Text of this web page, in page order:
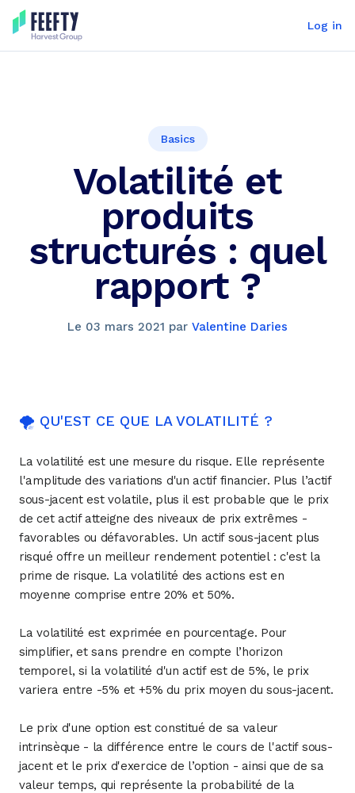
Log in
Basics
Volatilité et
produits
structurés : quel
rapport ?
Le 03 mars 2021 par Valentine Daries
🌪 QU'EST CE QUE LA VOLATILITÉ ?
La volatilité est une mesure du risque. Elle représente
l'amplitude des variations d'un actif financier. Plus l’actif
sous-jacent est volatile, plus il est probable que le prix
de cet actif atteigne des niveaux de prix extrêmes -
favorables ou défavorables. Un actif sous-jacent plus
risqué offre un meilleur rendement potentiel : c'est la
prime de risque. La volatilité des actions est en
moyenne comprise entre 20% et 50%.
La volatilité est exprimée en pourcentage. Pour
simplifier, et sans prendre en compte l’horizon
temporel, si la volatilité d'un actif est de 5%, le prix
variera entre -5% et +5% du prix moyen du sous-jacent.
Le prix d'une option est constitué de sa valeur
intrinsèque - la différence entre le cours de l'actif sous-
jacent et le prix d'exercice de l’option - ainsi que de sa
valeur temps, qui représente la probabilité de la